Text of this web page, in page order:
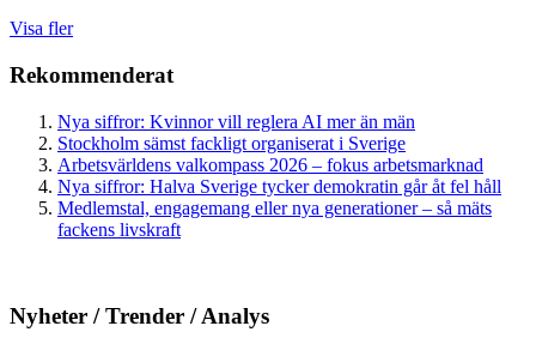
Visa fler
Rekommenderat
Nya siffror: Kvinnor vill reglera AI mer än män
Stockholm sämst fackligt organiserat i Sverige
Arbetsvärldens valkompass 2026 – fokus arbetsmarknad
Nya siffror: Halva Sverige tycker demokratin går åt fel håll
Medlemstal, engagemang eller nya generationer – så mäts
fackens livskraft
Nyheter / Trender / Analys